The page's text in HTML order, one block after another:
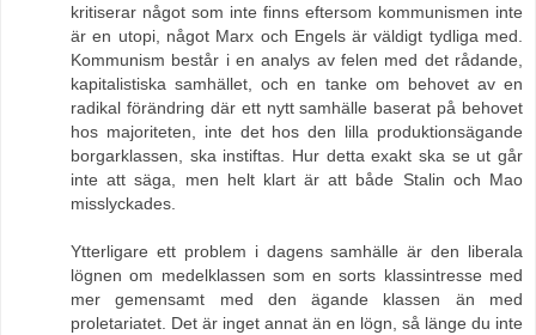
kritiserar något som inte finns eftersom kommunismen inte
är en utopi, något Marx och Engels är väldigt tydliga med.
Kommunism består i en analys av felen med det rådande,
kapitalistiska samhället, och en tanke om behovet av en
radikal förändring där ett nytt samhälle baserat på behovet
hos majoriteten, inte det hos den lilla produktionsägande
borgarklassen, ska instiftas. Hur detta exakt ska se ut går
inte att säga, men helt klart är att både Stalin och Mao
misslyckades.
Ytterligare ett problem i dagens samhälle är den liberala
lögnen om medelklassen som en sorts klassintresse med
mer gemensamt med den ägande klassen än med
proletariatet. Det är inget annat än en lögn, så länge du inte